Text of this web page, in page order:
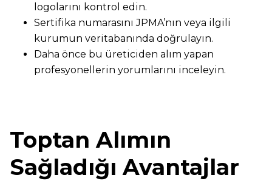
logolarını kontrol edin.
Sertifika numarasını JPMA’nın veya ilgili
kurumun veritabanında doğrulayın.
Daha önce bu üreticiden alım yapan
profesyonellerin yorumlarını inceleyin.
Toptan Alımın
Sağladığı Avantajlar